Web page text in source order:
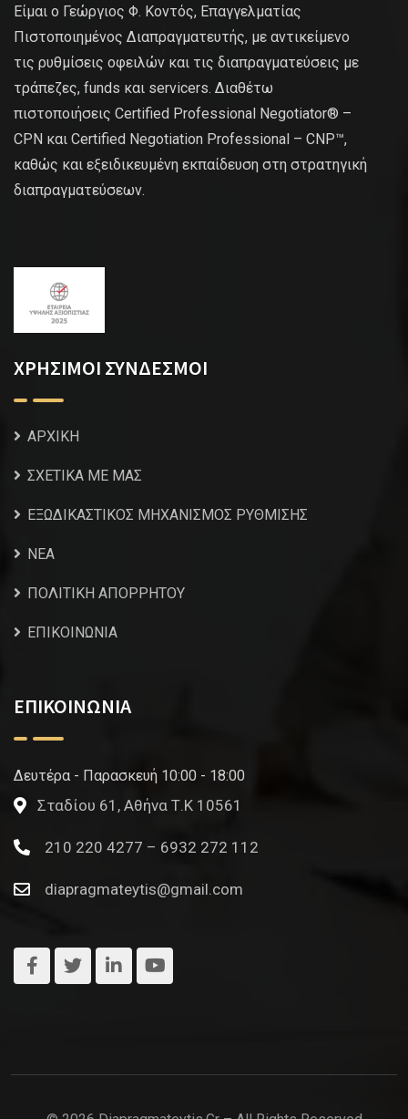
Είμαι ο Γεώργιος Φ. Κοντός, Επαγγελματίας
Πιστοποιημένος Διαπραγματευτής, με αντικείμενο
τις ρυθμίσεις οφειλών και τις διαπραγματεύσεις με
τράπεζες, funds και servicers. Διαθέτω
πιστοποιήσεις Certified Professional Negotiator® –
CPN και Certified Negotiation Professional – CNP™,
καθώς και εξειδικευμένη εκπαίδευση στη στρατηγική
διαπραγματεύσεων.
ΧΡΗΣΙΜΟΙ ΣΥΝΔΕΣΜΟΙ
ΑΡΧΙΚΗ
ΣΧΕΤΙΚΑ ΜΕ ΜΑΣ
ΕΞΩΔΙΚΑΣΤΙΚΟΣ ΜΗΧΑΝΙΣΜΟΣ ΡΥΘΜΙΣΗΣ
NEA
ΠΟΛΙΤΙΚΗ ΑΠΟΡΡΗΤΟΥ
ΕΠΙΚΟΙΝΩΝΙΑ
ΕΠΙΚΟΙΝΩΝΙΑ
Δευτέρα - Παρασκευή 10:00 - 18:00
Σταδίου 61, Αθήνα Τ.Κ 10561
210 220 4277 – 6932 272 112
diapragmateytis@gmail.com